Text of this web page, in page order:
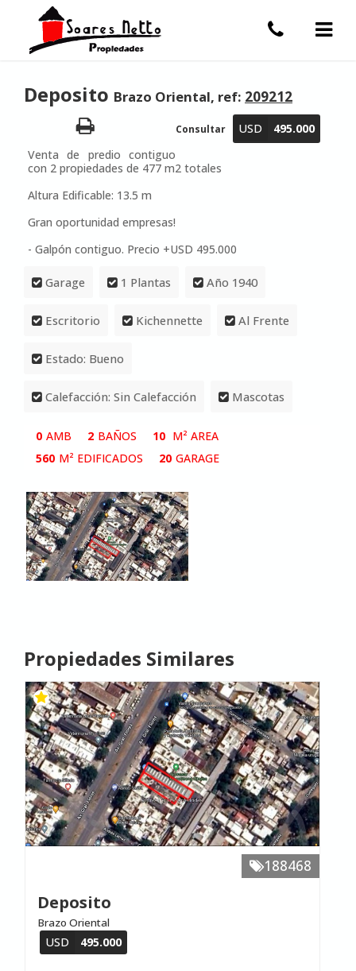
Deposito Brazo Oriental, ref: 209212
Consultar USD
495.000
Venta de predio contiguo
con 2 propiedades de 477 m2 totales
Altura Edificable: 13.5 m
Gran oportunidad empresas!
- Galpón contiguo. Precio +USD 495.000
Garage 1 Plantas Año 1940
Escritorio Kichennette Al Frente
Estado: Bueno
Calefacción: Sin Calefacción Mascotas
0 AMB 2 BAÑOS 10 M² AREA
560 M² EDIFICADOS 20 GARAGE
Propiedades Similares
188468
Deposito
Brazo Oriental
USD 495.000